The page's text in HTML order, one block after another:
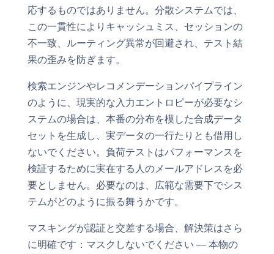
応するものではありません。分散システムでは、
この一貫性によりキャッシュミス、セッションの
不一致、ルーティング異常が回避され、テスト結
果の歪みを防ぎます。
検索エンジンやレコメンデーションパイプライン
のように、現実的な入力エントロピーが必要なシ
ステムの場合は、本番の分布を模した合成データ
セットを生成し、実データの一行たりとも借用し
ないでください。負荷テストはパフォーマンスを
検証するために実在する人のメールアドレスを必
要としません。必要なのは、広範な需要下でシス
テムがどのように振る舞うかです。
マスキングが認証と交差する場合、解決策はさら
に明確です：マスクしないでください — 本物の